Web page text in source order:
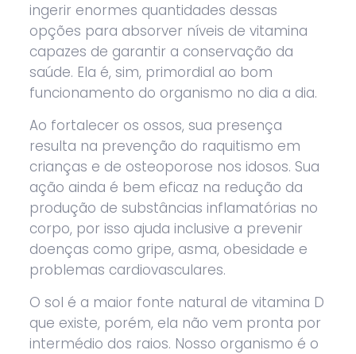
ingerir enormes quantidades dessas
opções para absorver níveis de vitamina
capazes de garantir a conservação da
saúde. Ela é, sim, primordial ao bom
funcionamento do organismo no dia a dia.
Ao fortalecer os ossos, sua presença
resulta na prevenção do raquitismo em
crianças e de osteoporose nos idosos. Sua
ação ainda é bem eficaz na redução da
produção de substâncias inflamatórias no
corpo, por isso ajuda inclusive a prevenir
doenças como gripe, asma, obesidade e
problemas cardiovasculares.
O sol é a maior fonte natural de vitamina D
que existe, porém, ela não vem pronta por
intermédio dos raios. Nosso organismo é o